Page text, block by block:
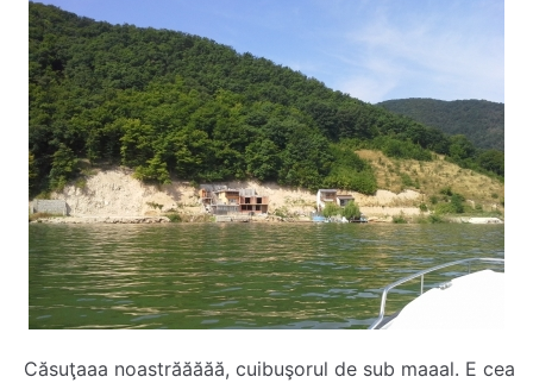
Căsuţaaa noastrăăăăă, cuibuşorul de sub maaal. E cea